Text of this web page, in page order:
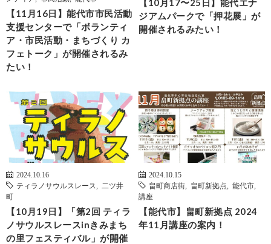
【11月16日】能代市市民活動
支援センターで「ボランティ
ア・市民活動・まちづくり カ
フェトーク」が開催されるみ
たい！
【10月17〜25日】能代エナ
ジアムパークで「押花展」が
開催されるみたい！
2024.10.16
ティラノサウルスレース
二ツ井
町
【10月19日】「第2回 ティラ
ノサウルスレースinきみまち
の里フェスティバル」が開催
2024.10.15
畠町商店街
畠町新拠点 能代市
講座
【能代市】畠町新拠点 2024
年11月講座の案内！